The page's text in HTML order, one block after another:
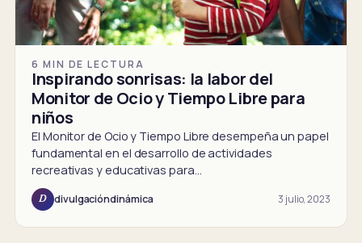
6 MIN DE LECTURA
Inspirando sonrisas: la labor del
Monitor de Ocio y Tiempo Libre para
niños
El Monitor de Ocio y Tiempo Libre desempeña un papel
fundamental en el desarrollo de actividades
recreativas y educativas para…
D divulgacióndinámica 3 julio, 2023